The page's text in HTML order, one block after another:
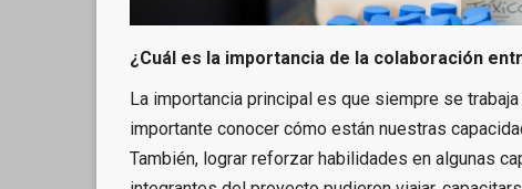
¿Cuál es la importancia de la colaboración
La importancia principal es que siempre se
importante conocer cómo están nuestras
También, lograr reforzar habilidades en algunas